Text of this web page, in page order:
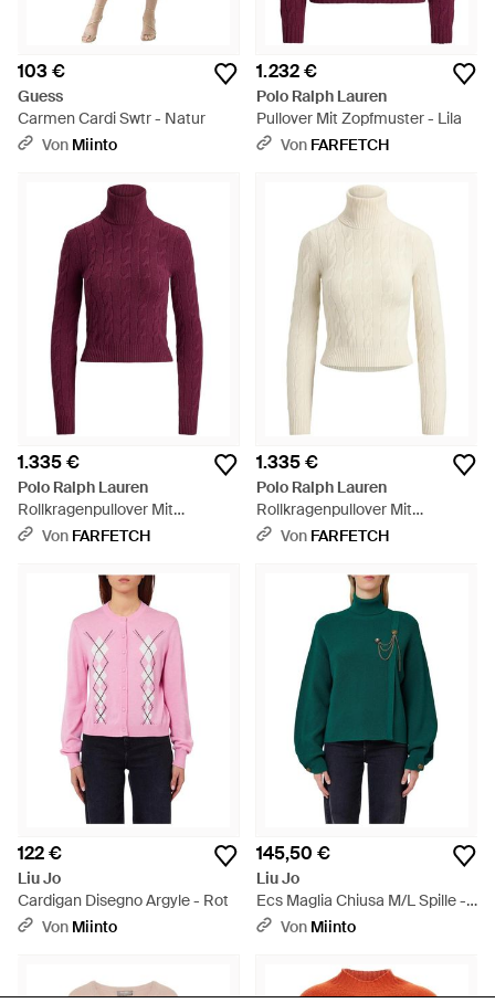
103 €
Guess
Carmen Cardi Swtr - Natur
Von Miinto
1.232 €
Polo Ralph Lauren
Pullover Mit Zopfmuster - Lila
Von FARFETCH
1.335 €
Polo Ralph Lauren
Rollkragenpullover Mit
Zopfmuster - Rot
Von FARFETCH
1.335 €
Polo Ralph Lauren
Rollkragenpullover Mit
Zopfmuster - Weiß
Von FARFETCH
122 €
Liu Jo
Cardigan Disegno Argyle - Rot
Von Miinto
145,50 €
Liu Jo
Ecs Maglia Chiusa M/L Spille -
GrünVon Miinto